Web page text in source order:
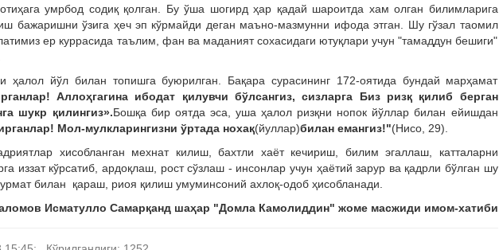
умрбод содиқ қолган. Бу ўша шогирд ҳар қадай шароитда хам олган билимларига
бажаришни ўзига ҳеч эп кўрмайди деган маъно-мазмунни ифода этган. Шу гўзал таомил
ер куррасида таълим, фан ва маданият сохасидаги ютуқлари учун "тамаддун бешиги"
ҳалол йўл билан топишга буюрилган. Бақара сурасининг 172-оятида бундай марҳамат
Аллоҳгагина ибодат қилувчи бўлсангиз, сизларга Биз ризқ қилиб берган
шукр қилингиз».Бошқа бир оятда эса, уша ҳалол ризқни нопок йўллар билан ейишдан
Мол-мулкларингизни ўртада нохақ(йуллар)билан емангиз!"(Нисо, 29).
хисобланган мехнат килиш, бахтли хаёт кечириш, билим эгаллаш, катталарни
иззат кўрсатиб, ардоқлаш, рост сўзлаш - инсонлар учун ҳаётий зарур ва қадрли бўлган шу
билан қараш, риоя қилиш умуминсоний ахлоқ-одоб ҳисобланади.
Исматулло Самарқанд шаҳар "Домла Камолиддин" жоме масжиди имом-хатиби